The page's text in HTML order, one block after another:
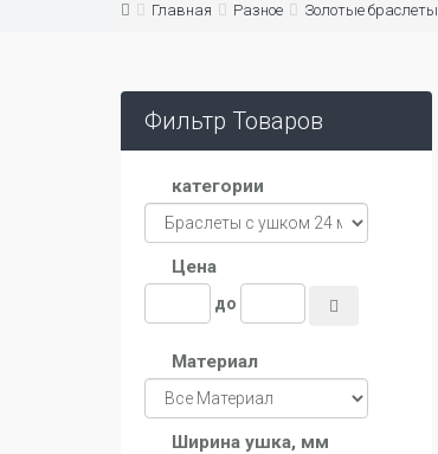
Главная Разное Золотые браслеты
Фильтр Товаров
категории
Цена
до
Материал
Ширина ушка, мм